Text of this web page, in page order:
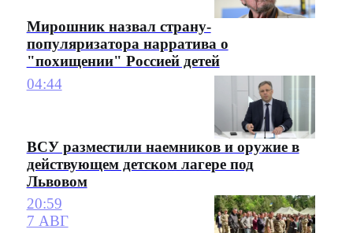
Мирошник назвал страну-
популяризатора нарратива о
"похищении" Россией детей
04:44
ВСУ разместили наемников и оружие в
действующем детском лагере под
Львовом
20:59
7 АВГ